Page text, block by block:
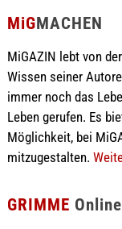
MiGMACHEN
MiGAZIN lebt von
Wissen seiner
immer noch das
Leben gerufen. Es
Möglichkeit, bei
mitzugestalten.
GRIMME